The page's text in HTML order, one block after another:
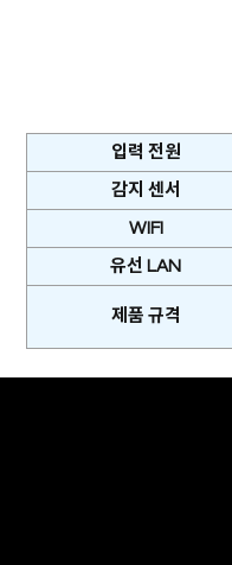
입력 전원
감지 센서
WIFI
유선 LAN
제품 규격